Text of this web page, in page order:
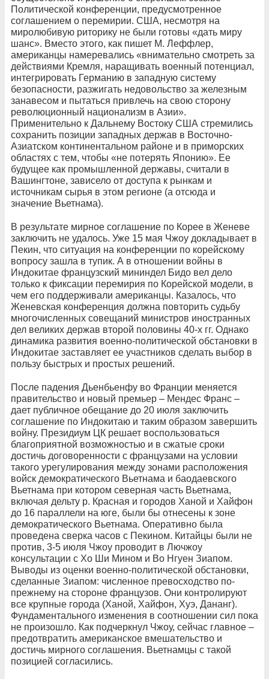
Политической конференции, предусмотренное
соглашением о перемирии. США, несмотря на
миролюбивую риторику не были готовы «дать миру
шанс». Вместо этого, как пишет М. Леффлер,
американцы намеревались «внимательно смотреть за
действиями Кремля, наращивать военный потенциал,
интегрировать Германию в западную систему
безопасности, разжигать недовольство за железным
занавесом и пытаться привлечь на свою сторону
революционный национализм в Азии».
Применительно к Дальнему Востоку США стремились
сохранить позиции западных держав в Восточно-
Азиатском континентальном районе и в приморских
областях с тем, чтобы «не потерять Японию». Ее
будущее как промышленной державы, считали в
Вашингтоне, зависело от доступа к рынкам и
источникам сырья в этом регионе (а отсюда и
значение Вьетнама).
В результате мирное соглашение по Корее в Женеве
заключить не удалось. Уже 15 мая Чжоу докладывает в
Пекин, что ситуация на конференции по корейскому
вопросу зашла в тупик. А в отношении войны в
Индокитае французский мининдел Бидо вел дело
только к фиксации перемирия по Корейской модели, в
чем его поддерживали американцы. Казалось, что
Женевская конференция должна повторить судьбу
многочисленных совещаний министров иностранных
дел великих держав второй половины 40-х гг. Однако
динамика развития военно-политической обстановки в
Индокитае заставляет ее участников сделать выбор в
пользу быстрых и простых решений.
После падения Дьенбьенфу во Франции меняется
правительство и новый премьер – Мендес Франс –
дает публичное обещание до 20 июля заключить
соглашение по Индокитаю и таким образом завершить
войну. Президиум ЦК решает воспользоваться
благоприятной возможностью и в сжатые сроки
достичь договоренности с французами на условии
такого урегулирования между зонами расположения
войск демократического Вьетнама и баодаевского
Вьетнама при котором северная часть Вьетнама,
включая дельту р. Красная и городов Ханой и Хайфон
до 16 параллели на юге, были бы отнесены к зоне
демократического Вьетнама. Оперативно была
проведена сверка часов с Пекином. Китайцы были не
против, 3-5 июля Чжоу проводит в Лючжоу
консультации с Хо Ши Мином и Во Нгуен Зиапом.
Выводы из оценки военно-политической обстановки,
сделанные Зиапом: численное превосходство по-
прежнему на стороне французов. Они контролируют
все крупные города (Ханой, Хайфон, Хуэ, Дананг).
Фундаментального изменения в соотношении сил пока
не произошло. Как подчеркнул Чжоу, сейчас главное –
предотвратить американское вмешательство и
достичь мирного соглашения. Вьетнамцы с такой
позицией согласились.